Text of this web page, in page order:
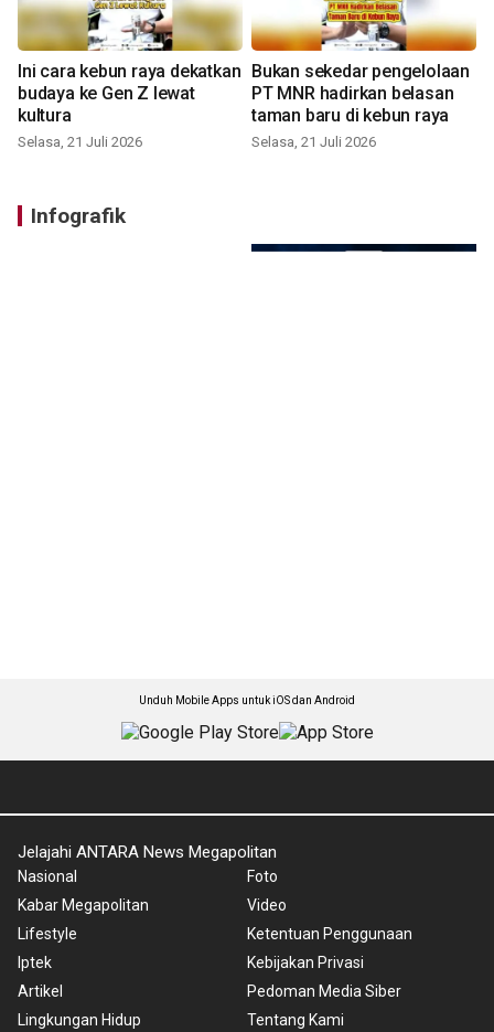
Ini cara kebun raya dekatkan
budaya ke Gen Z lewat
kultura
Selasa, 21 Juli 2026
Bukan sekedar pengelolaan
PT MNR hadirkan belasan
taman baru di kebun raya
Selasa, 21 Juli 2026
Infografik
Unduh Mobile Apps untuk iOS dan Android
Jelajahi ANTARA News Megapolitan
Nasional
Kabar Megapolitan
Lifestyle
Iptek
Artikel
Lingkungan Hidup
Foto
Video
Ketentuan Penggunaan
Kebijakan Privasi
Pedoman Media Siber
Tentang Kami